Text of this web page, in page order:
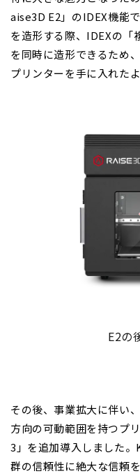
aise3D E2」のIDEX機能
を造形する際、IDEXの「
を同時に造形できるため
プリンターを手に入れた
E2の
その後、事業拡大に伴い
方向の可動範囲を持つプ
3」を追加導入しました。
群の信頼性に絶大な信頼